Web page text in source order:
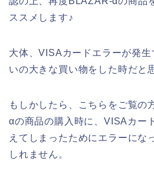
ススメします♪
大体、VISAカードエラーが発
いの大きな買い物をした時だと
もしかしたら、こちらをご覧の
αの商品の購入時に、VISAカー
えてしまったためにエラーにな
しれません。